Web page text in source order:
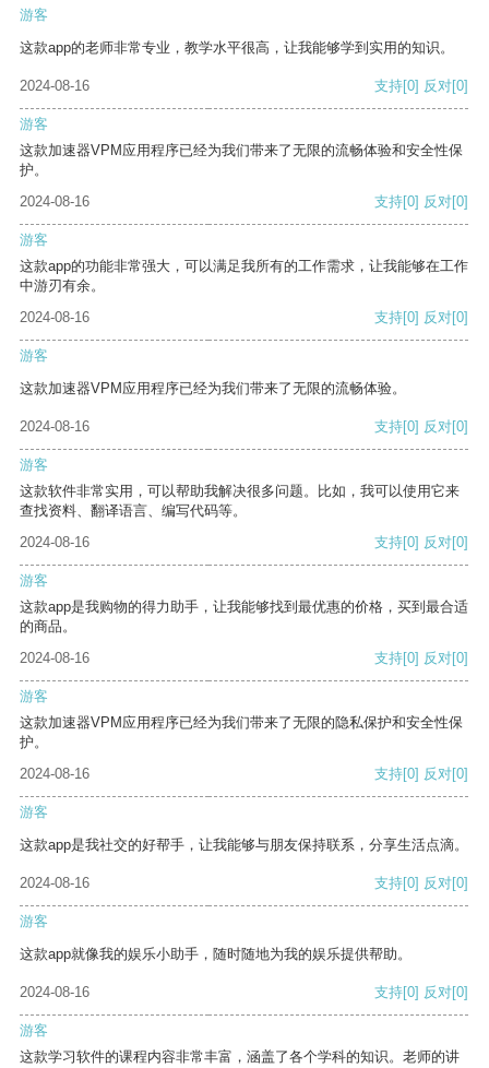
游客
这款app的老师非常专业，教学水平很高，让我能够学到实用的知识。
2024-08-16 支持[0] 反对[0]
游客
这款加速器VPM应用程序已经为我们带来了无限的流畅体验和安全性保
护。
2024-08-16
支持[0] 反对[0]
游客
这款app的功能非常强大，可以满足我所有的工作需求，让我能够在工作
中游刃有余。
2024-08-16
支持[0] 反对[0]
游客
这款加速器VPM应用程序已经为我们带来了无限的流畅体验。
2024-08-16 支持[0] 反对[0]
游客
这款软件非常实用，可以帮助我解决很多问题。比如，我可以使用它来
查找资料、翻译语言、编写代码等。
2024-08-16
支持[0] 反对[0]
游客
这款app是我购物的得力助手，让我能够找到最优惠的价格，买到最合适
的商品。
2024-08-16
支持[0] 反对[0]
游客
这款加速器VPM应用程序已经为我们带来了无限的隐私保护和安全性保
护。
2024-08-16
支持[0] 反对[0]
游客
这款app是我社交的好帮手，让我能够与朋友保持联系，分享生活点滴。
2024-08-16 支持[0] 反对[0]
游客
这款app就像我的娱乐小助手，随时随地为我的娱乐提供帮助。
2024-08-16 支持[0] 反对[0]
游客
这款学习软件的课程内容非常丰富，涵盖了各个学科的知识。老师的讲